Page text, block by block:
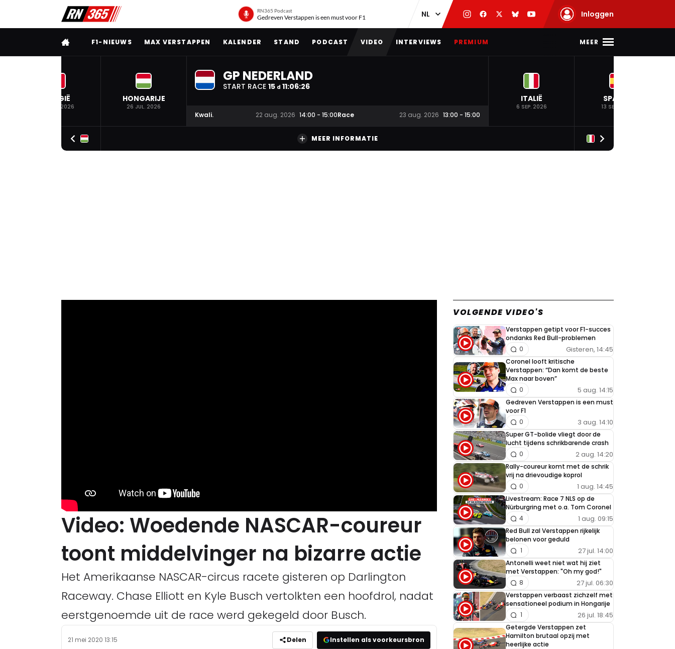
RN365 Podcast
Gedreven Verstappen is een must voor F1 Inloggen
VOLLEDIG MENU
F1-NIEUWS MAX VERSTAPPEN KALENDER STAND PODCAST VIDEO INTERVIEWS PREMIUM MEER
BELGIË
19 JUL. 2026
HONGARIJE
26 JUL. 2026
GP NEDERLAND
START RACE 15 d 11:06:25
Kwali. 22 aug. 2026 14:00 - 15:00Race 23 aug. 2026 13:00 - 15:00
ITALIË
6 SEP. 2026
SPANJE
13 SEP. 2026
MEER INFORMATIE
Video: Woedende NASCAR-coureur
toont middelvinger na bizarre actie
Het Amerikaanse NASCAR-circus racete gisteren op Darlington
Raceway. Chase Elliott en Kyle Busch vertolkten een hoofdrol, nadat
eerstgenoemde uit de race werd gekegeld door Busch.
21 mei 2020 13:15 Delen Instellen als voorkeursbron
VOLGENDE VIDEO'S
Verstappen getipt voor F1-succes
ondanks Red Bull-problemen
Gisteren, 14:45
0
Coronel looft kritische
Verstappen: “Dan komt de beste
Max naar boven”
5 aug. 14:15
0
Gedreven Verstappen is een must
voor F1
3 aug. 14:10
0
Super GT-bolide vliegt door de
lucht tijdens schrikbarende crash
2 aug. 14:20
0
Rally-coureur komt met de schrik
vrij na drievoudige koprol
1 aug. 14:45
0
Livestream: Race 7 NLS op de
Nürburgring met o.a. Tom Coronel
1 aug. 09:15
4
Red Bull zal Verstappen rijkelijk
belonen voor geduld
27 jul. 14:00
1
Antonelli weet niet wat hij ziet
met Verstappen: "Oh my god!"
27 jul. 06:30
8
Verstappen verbaast zichzelf met
sensationeel podium in Hongarije
26 jul. 18:45
1
Getergde Verstappen zet
Hamilton brutaal opzij met
heerlijke actie